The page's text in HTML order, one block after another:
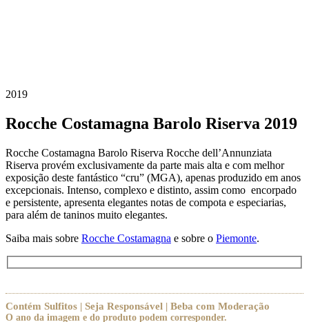
2019
Rocche Costamagna Barolo Riserva 2019
Rocche Costamagna Barolo Riserva Rocche dell’Annunziata
Riserva provém exclusivamente da parte mais alta e com melhor
exposição deste fantástico “cru” (MGA), apenas produzido em anos
excepcionais. Intenso, complexo e distinto, assim como encorpado
e persistente, apresenta elegantes notas de compota e especiarias,
para além de taninos muito elegantes.
Saiba mais sobre Rocche Costamagna e sobre o Piemonte.
Contém Sulfitos | Seja Responsável | Beba com Moderação
O ano da imagem e do produto podem corresponder.